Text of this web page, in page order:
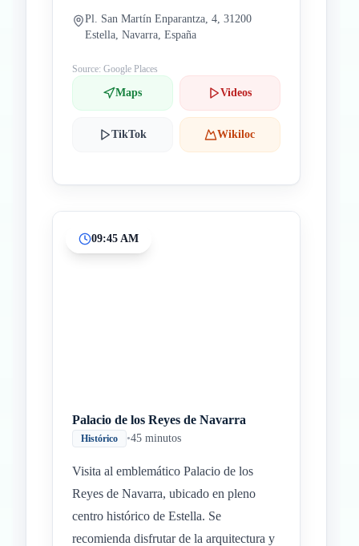
Pl. San Martín Enparantza, 4, 31200
Estella, Navarra, España
Source: Google Places
Maps Videos
TikTok Wikiloc
09:45 AM
Palacio de los Reyes de Navarra
Histórico •45 minutos
Visita al emblemático Palacio de los
Reyes de Navarra, ubicado en pleno
centro histórico de Estella. Se
recomienda disfrutar de la arquitectura y